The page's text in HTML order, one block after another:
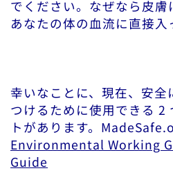
でください。なぜなら皮膚
あなたの体の血流に直接入
幸いなことに、現在、安
つけるために使用できる 2
トがあります。
Environmental Working
Guide